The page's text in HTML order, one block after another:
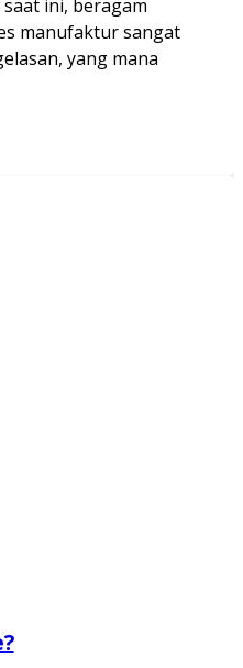
ini, beragam
manufaktur sangat
yang mana